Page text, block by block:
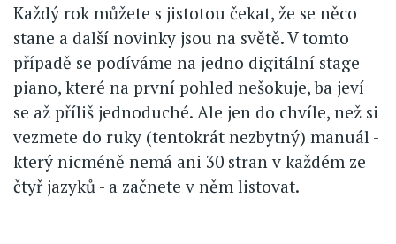
Každý rok můžete s jistotou čekat, že se něco
stane a další novinky jsou na světě. V tomto
případě se podíváme na jedno digitální stage
piano, které na první pohled nešokuje, ba jeví
se až příliš jednoduché. Ale jen do chvíle, než si
vezmete do ruky (tentokrát nezbytný) manuál -
který nicméně nemá ani 30 stran v každém ze
čtyř jazyků - a začnete v něm listovat.